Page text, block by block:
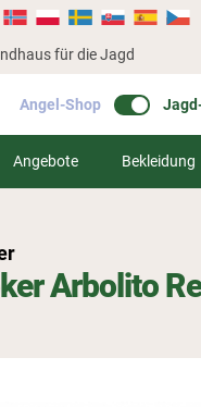
für die Jagd
Angel-Shop
Angebote Bekleidung
Arbolito